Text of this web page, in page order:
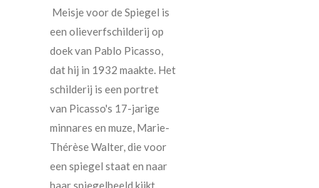
Meisje voor de Spiegel is
een olieverfschilderij op
doek van Pablo Picasso,
dat hij in 1932 maakte. Het
schilderij is een portret
van Picasso's 17-jarige
minnares en muze, Marie-
Thérèse Walter, die voor
een spiegel staat en naar
haar spiegelbeeld kijkt.